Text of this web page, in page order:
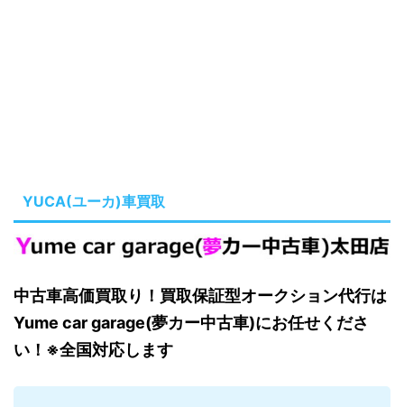
YUCA(ユーカ)車買取
中古車高価買取り！買取保証型オークション代行は
Yume car garage(夢カー中古車)にお任せくださ
い！※全国対応します